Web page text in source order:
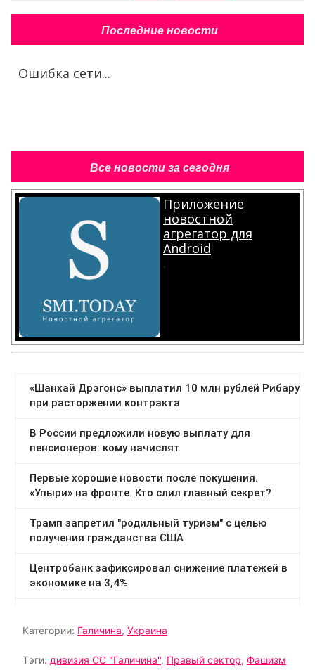
Последние новости
Ошибка сети...
Все новости за сегодня
Приложение
новостной
агрегатор для
Android
.
Категории: Галичина, Украина
Тэги: дивизия СС "Галичина", Правый сектор, Фашизм